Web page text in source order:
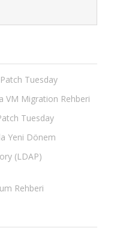
Tuesday
VM Migration Rehberi
Tuesday
Yeni Dönem
(LDAP)
Rehberi